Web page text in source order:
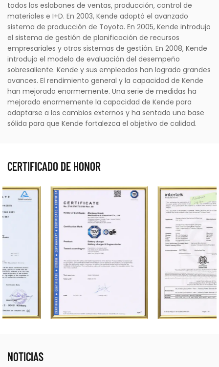
todos los eslabones de ventas, producción, control de
materiales e I+D. En 2003, Kende adoptó el avanzado
sistema de producción de Toyota. En 2005, Kende introdujo
el sistema de gestión de planificación de recursos
empresariales y otros sistemas de gestión. En 2008, Kende
introdujo el modelo de evaluación del desempeño
sobresaliente. Kende y sus empleados han logrado grandes
avances. El rendimiento general y la capacidad de Kende
han mejorado enormemente. Una serie de medidas ha
mejorado enormemente la capacidad de Kende para
adaptarse a los cambios externos y ha sentado una base
sólida para que Kende fortalezca el objetivo de calidad.
CERTIFICADO DE HONOR
NOTICIAS